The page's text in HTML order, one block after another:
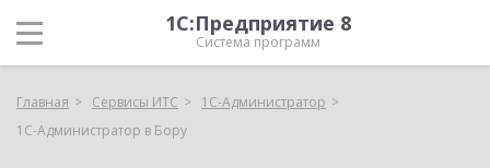
1С:Предприятие 8
Система программ
Главная Сервисы ИТС
1С-Администратор
1С-Администратор в Бору